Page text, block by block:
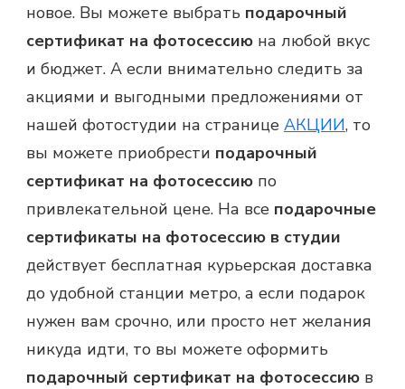
новое. Вы можете выбрать подарочный
сертификат на фотосессию на любой вкус
и бюджет. А если внимательно следить за
акциями и выгодными предложениями от
нашей фотостудии на странице АКЦИИ, то
вы можете приобрести подарочный
сертификат на фотосессию по
привлекательной цене. На все подарочные
сертификаты на фотосессию в студии
действует бесплатная курьерская доставка
до удобной станции метро, а если подарок
нужен вам срочно, или просто нет желания
никуда идти, то вы можете оформить
подарочный сертификат на фотосессию в